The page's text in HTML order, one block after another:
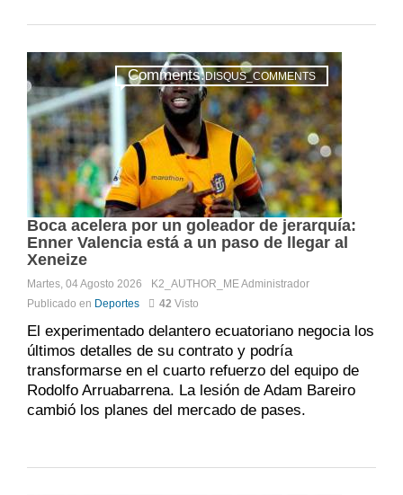
Comments:DISQUS_COMMENTS
Boca acelera por un goleador de jerarquía:
Enner Valencia está a un paso de llegar al
Xeneize
Martes, 04 Agosto 2026 K2_AUTHOR_MEAdministrador
Publicado en Deportes 42 Visto
El experimentado delantero ecuatoriano negocia los
últimos detalles de su contrato y podría
transformarse en el cuarto refuerzo del equipo de
Rodolfo Arruabarrena. La lesión de Adam Bareiro
cambió los planes del mercado de pases.